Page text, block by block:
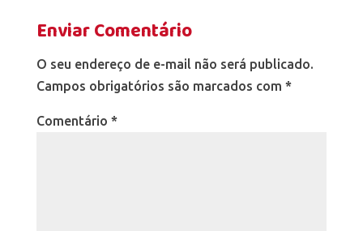
Enviar Comentário
O seu endereço de e-mail não será publicado.
Campos obrigatórios são marcados com *
Comentário *